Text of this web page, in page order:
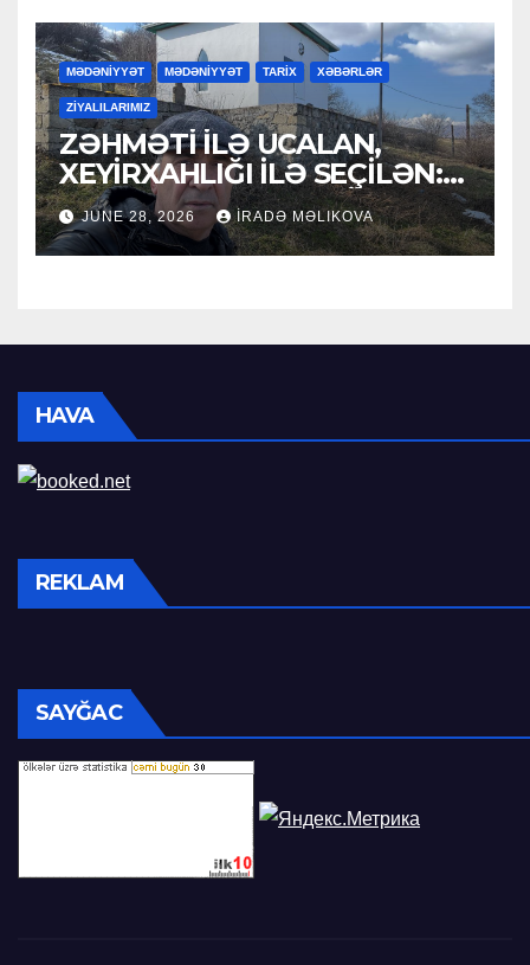
MƏDƏNİYYƏT MƏDƏNİYYƏT TARİX XƏBƏRLƏR
ZİYALILARIMIZ
ZƏHMƏTİ İLƏ UCALAN,
XEYİRXAHLIĞI İLƏ SEÇİLƏN:
HACI RAMAZAN QULİYEV
JUNE 28, 2026 İRADƏ MƏLIKOVA
HAVA
REKLAM
SAYĞAC